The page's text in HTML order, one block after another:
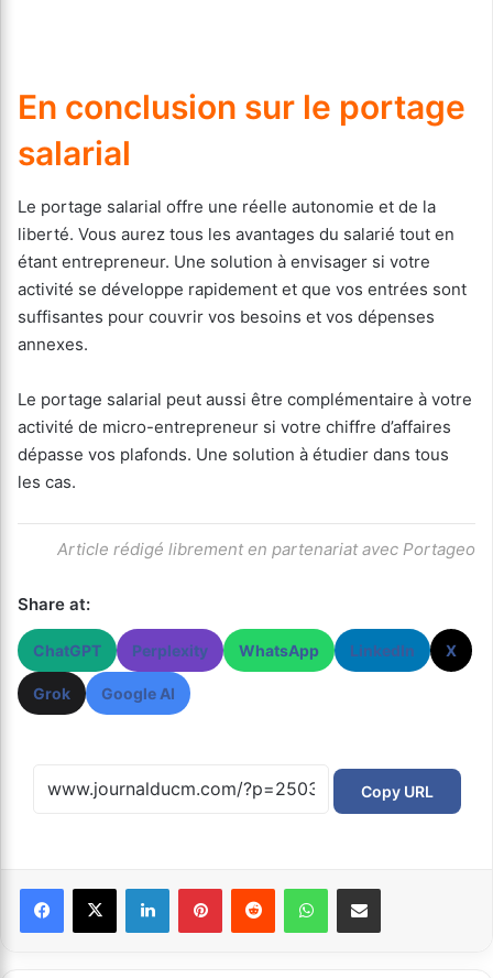
En conclusion sur le portage
salarial
Le portage salarial offre une réelle autonomie et de la
liberté. Vous aurez tous les avantages du salarié tout en
étant entrepreneur. Une solution à envisager si votre
activité se développe rapidement et que vos entrées sont
suffisantes pour couvrir vos besoins et vos dépenses
annexes.
Le portage salarial peut aussi être complémentaire à votre
activité de micro-entrepreneur si votre chiffre d’affaires
dépasse vos plafonds. Une solution à étudier dans tous
les cas.
Article rédigé librement en partenariat avec Portageo
Share at:
ChatGPT Perplexity WhatsApp LinkedIn X
Grok Google AI
Copy URL